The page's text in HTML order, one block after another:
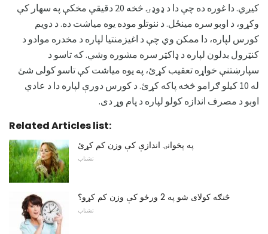
کیږي. دا غوره ده چې دا د ډوډۍ څخه 20 دقیقې مخکې په سهار کې
وکړو، د اوبو سره مینځل. د ننوتلو موده یوه میاشت ده. د دویم
کورس لپاره، دا ممکن وي چې د اغیزمنتیا لپاره د مخدره موادو د
کنټرول بدلون لپاره د ډاکټر سره مشوره وشي. که تاسو د
سپارښتنې خواړه تعقیب کړئ، په یوه میاشت کې تاسو کولی شئ
له 10 کیلو ګرامو څخه پاکه کړئ. د کورس دورې لپاره دا د عادي
اوبو د مصرف اندازه کولو لپاره د پام وړ دی.
Related Articles list:
په پخوانۍ اندازې کې وزن کم کړئ
تشناب
څنګه کولای شو په 2 ورځو کې وزن کم کړو؟
تشناب